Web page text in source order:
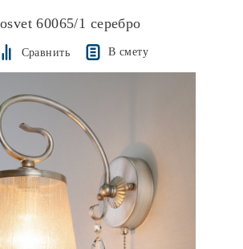
лампы
60065/1 серебро
Сравнить В смету